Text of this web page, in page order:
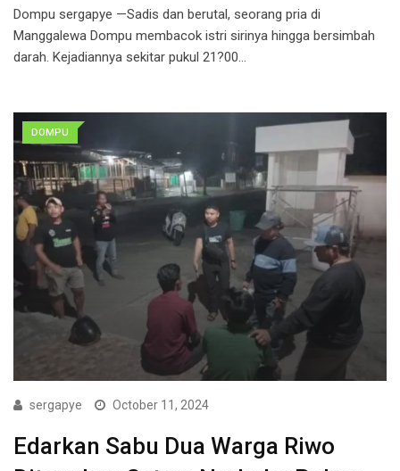
Dompu sergapye —Sadis dan berutal, seorang pria di
Manggalewa Dompu membacok istri sirinya hingga bersimbah
darah. Kejadiannya sekitar pukul 21?00…
DOMPU
sergapye October 11, 2024
Edarkan Sabu Dua Warga Riwo